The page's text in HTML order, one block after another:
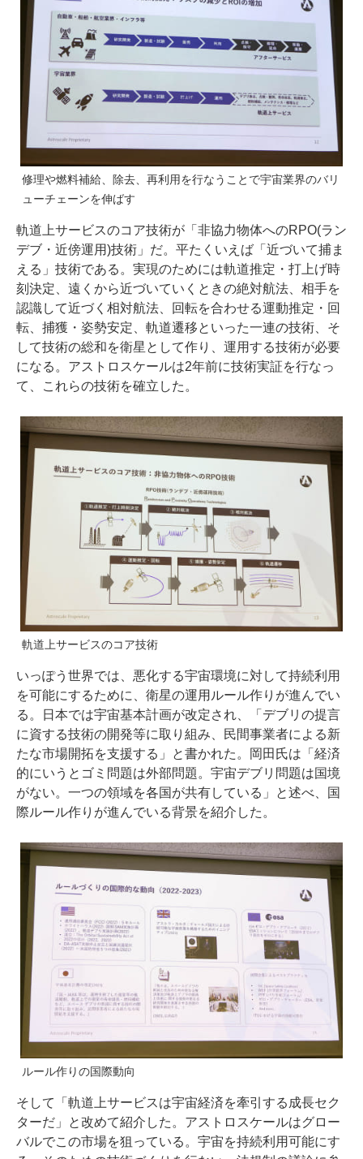
修理や燃料補給、除去、再利用を行なうことで宇宙業界のバリ
ューチェーンを伸ばす
軌道上サービスのコア技術が「非協力物体へのRPO(ラン
デブ・近傍運用)技術」だ。平たくいえば「近づいて捕ま
える」技術である。実現のためには軌道推定・打上げ時
刻決定、遠くから近づいていくときの絶対航法、相手を
認識して近づく相対航法、回転を合わせる運動推定・回
転、捕獲・姿勢安定、軌道遷移といった一連の技術、そ
して技術の総和を衛星として作り、運用する技術が必要
になる。アストロスケールは2年前に技術実証を行なっ
て、これらの技術を確立した。
軌道上サービスのコア技術
いっぽう世界では、悪化する宇宙環境に対して持続利用
を可能にするために、衛星の運用ルール作りが進んでい
る。日本では宇宙基本計画が改定され、「デブリの提言
に資する技術の開発等に取り組み、民間事業者による新
たな市場開拓を支援する」と書かれた。岡田氏は「経済
的にいうとゴミ問題は外部問題。宇宙デブリ問題は国境
がない。一つの領域を各国が共有している」と述べ、国
際ルール作りが進んでいる背景を紹介した。
ルール作りの国際動向
そして「軌道上サービスは宇宙経済を牽引する成長セク
ターだ」と改めて紹介した。アストロスケールはグロー
バルでこの市場を狙っている。宇宙を持続利用可能にす